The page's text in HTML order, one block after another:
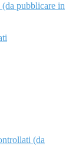
pubblicare in
(da